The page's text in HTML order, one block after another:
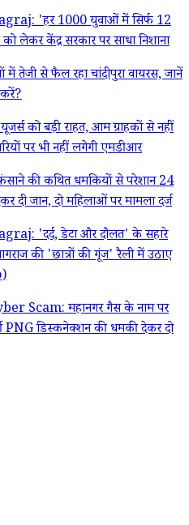
'हर 1000 युवाओं में सिर्फ 12
लेकर केंद्र सरकार पर साधा निशाना
से फैल रहा चांदीपुरा वायरस, जानें
को बड़ी राहत, आम ग्राहकों से नहीं
पर भी नहीं लगेगी एमडीआर
की कथित धमकियों से परेशान 24
दी जान, दो महिलाओं पर मामला दर्ज
'दर्द, डेटा और दौलत' के सहारे
की 'छात्रों की गूंज' रैली में उठाए
Scam: महानगर गैस के नाम पर
PNG डिस्कनेक्शन की धमकी देकर दो